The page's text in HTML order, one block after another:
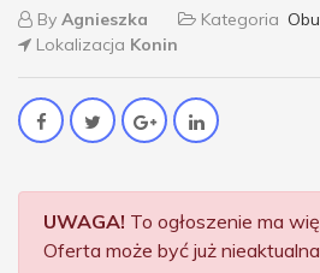
By Agnieszka Kategoria
Lokalizacja Konin
UWAGA! To ogłoszenie ma
Oferta może być już